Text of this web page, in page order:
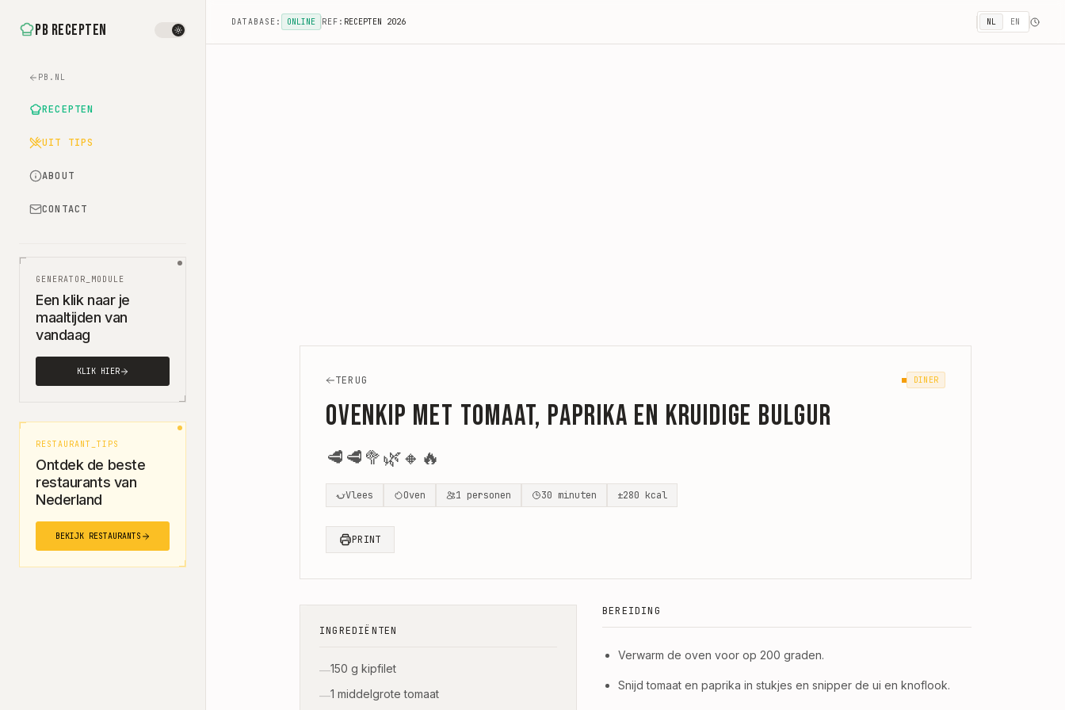
PB Recepten
PB.NL
RECEPTEN
UIT TIPS
ABOUT
CONTACT
GENERATOR_MODULE
Een klik naar je
maaltijden van
vandaag
KLIK HIER
RESTAURANT_TIPS
Ontdek de beste
restaurants van
Nederland
BEKIJK RESTAURANTS
DATABASE: ONLINE REF: RECEPTEN 2026 NL EN
TERUG DINER
Ovenkip met tomaat, paprika en kruidige bulgur
🥩 🥩 🥦🌿🔸 🔥
Vlees Oven 1 personen 30 minuten ±280 kcal
PRINT
INGREDIËNTEN
—150 g kipfilet
—1 middelgrote tomaat
BEREIDING
Verwarm de oven voor op 200 graden.
Snijd tomaat en paprika in stukjes en snipper de ui en knoflook.